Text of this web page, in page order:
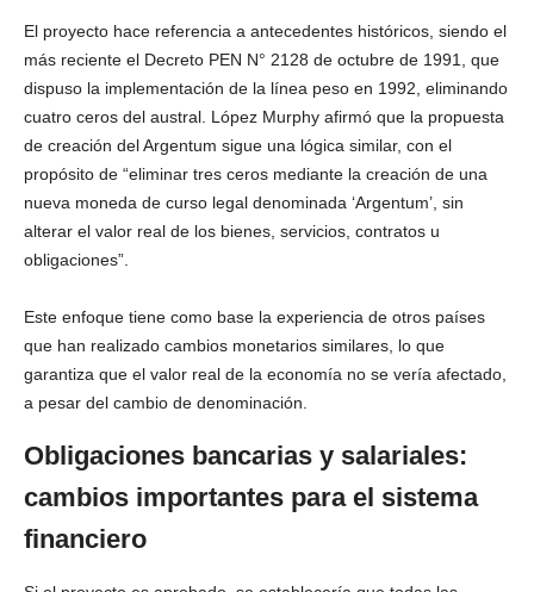
El proyecto hace referencia a antecedentes históricos, siendo el
más reciente el Decreto PEN N° 2128 de octubre de 1991, que
dispuso la implementación de la línea peso en 1992, eliminando
cuatro ceros del austral. López Murphy afirmó que la propuesta
de creación del Argentum sigue una lógica similar, con el
propósito de “eliminar tres ceros mediante la creación de una
nueva moneda de curso legal denominada ‘Argentum’, sin
alterar el valor real de los bienes, servicios, contratos u
obligaciones”.
Este enfoque tiene como base la experiencia de otros países
que han realizado cambios monetarios similares, lo que
garantiza que el valor real de la economía no se vería afectado,
a pesar del cambio de denominación.
Obligaciones bancarias y salariales:
cambios importantes para el sistema
financiero